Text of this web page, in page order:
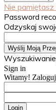
Nie pamiętasz
Password
Odzyskaj
Wyszukiwanie
Sign in
Witamy!